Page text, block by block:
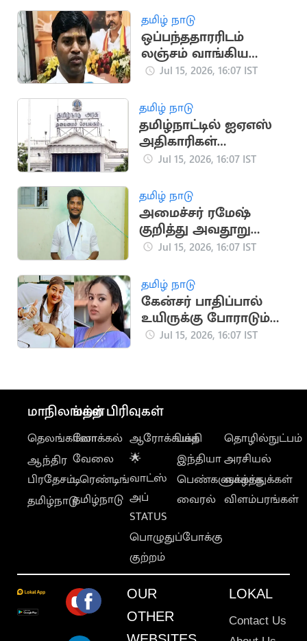
தமிழ் நாடு
ஒப்பந்ததாரரிடம்
லஞ்சம் வாங்கிய
தவெக ஊராட்சித்
Jul 15, 2026, 16:07 IST
தமிழ் நாடு
தமிழ்நாட்டில் ஐஏஎஸ்
அதிகாரிகள்
இடமாற்றம்: புதிய
Jul 15, 2026, 16:07 IST
தமிழ் நாடு
அமைச்சர் ரமேஷ்
குறித்து அவதூறு
பரப்பியதாக 3 பேர் மீது
Jul 15, 2026, 16:07 IST
தமிழ் நாடு
கேன்சர் பாதிப்பால்
உயிருக்கு போராடும்
பிரபல நடிகை உமா
Jul 15, 2026, 16:07 IST
மாநிலங்கள்
தெலங்கானா
ஆந்திர
பிரதேசம்
தமிழ்நாடு
மற்ற பிரிவுகள்
லோக்கல்
வேலை
டிரெண்டிங்
தமிழ்நாடு
ஆரோக்கியம்
🌟
வாட்ஸ்
அப்
STATUS
பொழுதுப்போக்கு
குற்றம்
பக்தி
இந்தியா
பெண்களுக்காக
வைரல்
தொழில்நுட்பம்
அரசியல்
வாழ்த்துக்கள்
விளம்பரங்கள்
OUR
OTHER
LOKAL
Contact Us